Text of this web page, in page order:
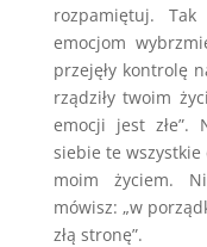
rozpamiętuj.
emocjom
przejęły kontrolę
rządziły twoim
emocji jest złe”.
siebie te
moim życiem.
mówisz: „w
złą stronę”.